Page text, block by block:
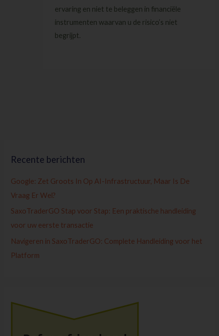
ervaring en niet te beleggen in financiële
instrumenten waarvan u de risico’s niet
begrijpt.
Recente berichten
Google: Zet Groots In Op AI-Infrastructuur, Maar Is De
Vraag Er Wel?
SaxoTraderGO Stap voor Stap: Een praktische handleiding
voor uw eerste transactie
Navigeren in SaxoTraderGO: Complete Handleiding voor het
Platform